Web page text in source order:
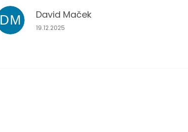
DM David Maček
Hodnocení obchodu je 5 z 5 hvězdiček.
19.12.2025